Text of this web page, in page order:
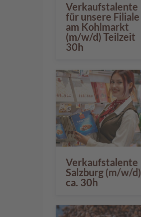
Verkaufstalente
für unsere Filiale
am Kohlmarkt
(m/w/d) Teilzeit
30h
Verkaufstalente
Salzburg (m/w/d)
ca. 30h